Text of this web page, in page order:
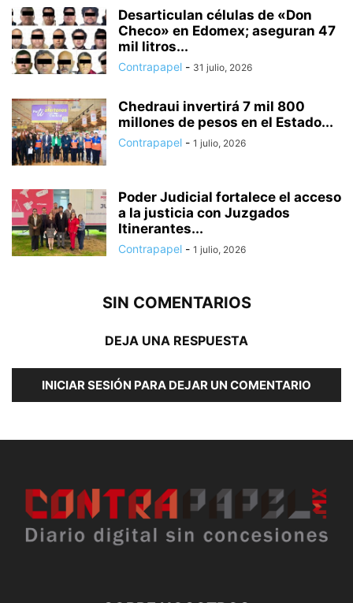
Desarticulan células de «Don
Checo» en Edomex; aseguran 47
mil litros...
Contrapapel - 31 julio, 2026
Chedraui invertirá 7 mil 800
millones de pesos en el Estado...
Contrapapel - 1 julio, 2026
Poder Judicial fortalece el acceso
a la justicia con Juzgados
Itinerantes...
Contrapapel - 1 julio, 2026
SIN COMENTARIOS
DEJA UNA RESPUESTA
INICIAR SESIÓN PARA DEJAR UN COMENTARIO